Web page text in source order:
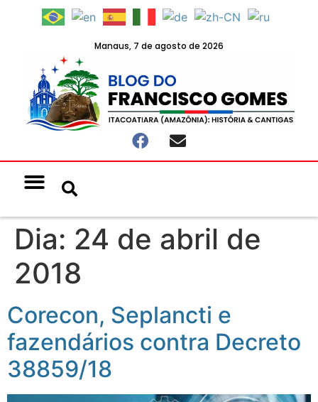
Manaus, 7 de agosto de 2026
Dia: 24 de abril de
2018
Corecon, Seplancti e
fazendários contra Decreto
38859/18